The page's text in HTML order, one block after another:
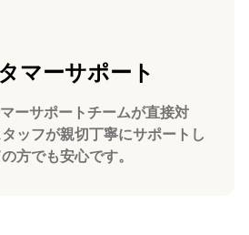
マーサポート
ーサポートチームが直接対
ッフが親切丁寧にサポートし
方でも安心です。